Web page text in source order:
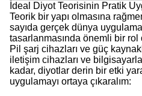
İdeal Diyot Teorisinin Pratik
Teorik bir yapı olmasına
sayıda gerçek dünya
tasarlanmasında önemli bir rol
Pil şarj cihazları ve güç
iletişim cihazları ve
kadar, diyotlar derin bir etki
uygulamayı ortaya çıkaralım: